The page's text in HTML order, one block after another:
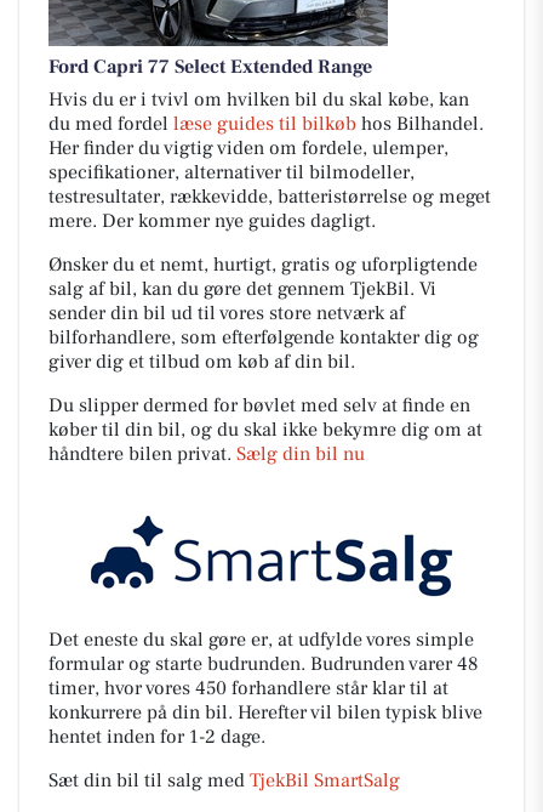
Ford Capri 77 Select Extended Range
Hvis du er i tvivl om hvilken bil du skal købe, kan
du med fordel læse guides til bilkøb hos Bilhandel.
Her finder du vigtig viden om fordele, ulemper,
specifikationer, alternativer til bilmodeller,
testresultater, rækkevidde, batteristørrelse og meget
mere. Der kommer nye guides dagligt.
Ønsker du et nemt, hurtigt, gratis og uforpligtende
salg af bil, kan du gøre det gennem TjekBil. Vi
sender din bil ud til vores store netværk af
bilforhandlere, som efterfølgende kontakter dig og
giver dig et tilbud om køb af din bil.
Du slipper dermed for bøvlet med selv at finde en
køber til din bil, og du skal ikke bekymre dig om at
håndtere bilen privat. Sælg din bil nu
Det eneste du skal gøre er, at udfylde vores simple
formular og starte budrunden. Budrunden varer 48
timer, hvor vores 450 forhandlere står klar til at
konkurrere på din bil. Herefter vil bilen typisk blive
hentet inden for 1-2 dage.
Sæt din bil til salg med TjekBil SmartSalg